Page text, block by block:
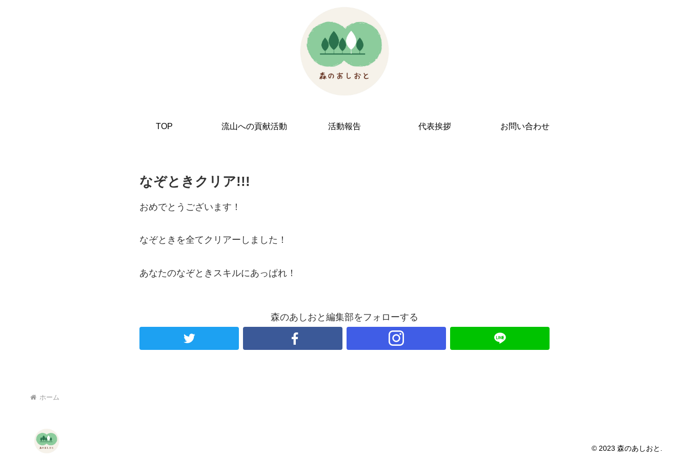
TOP 流山への貢献活動 活動報告 代表挨拶 お問い合わせ
なぞときクリア!!!
おめでとうございます！
なぞときを全てクリアーしました！
あなたのなぞときスキルにあっぱれ！
森のあしおと編集部をフォローする
ホーム
© 2023 森のあしおと.